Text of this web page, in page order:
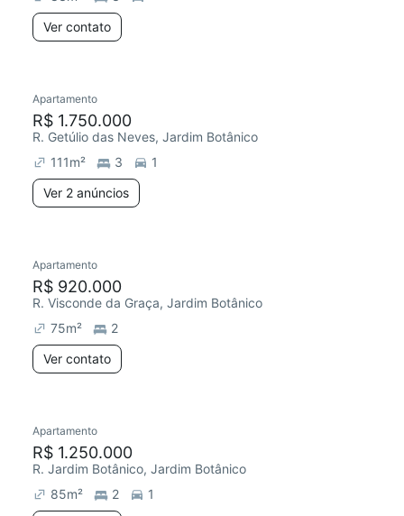
Ver contato
Apartamento
R$ 1.750.000
R. Getúlio das Neves, Jardim Botânico
111m² 3
1
Ver 2 anúncios
Apartamento
R$ 920.000
R. Visconde da Graça, Jardim Botânico
75m²
2
Ver contato
Apartamento
R$ 1.250.000
R. Jardim Botânico, Jardim Botânico
85m² 2
1